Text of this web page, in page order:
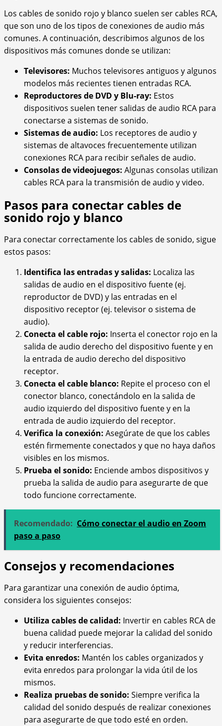
Los cables de sonido rojo y blanco suelen ser cables RCA,
que son uno de los tipos de conexiones de audio más
comunes. A continuación, describimos algunos de los
dispositivos más comunes donde se utilizan:
Televisores: Muchos televisores antiguos y algunos
modelos más recientes tienen entradas RCA.
Reproductores de DVD y Blu-ray: Estos
dispositivos suelen tener salidas de audio RCA para
conectarse a sistemas de sonido.
Sistemas de audio: Los receptores de audio y
sistemas de altavoces frecuentemente utilizan
conexiones RCA para recibir señales de audio.
Consolas de videojuegos: Algunas consolas utilizan
cables RCA para la transmisión de audio y video.
Pasos para conectar cables de
sonido rojo y blanco
Para conectar correctamente los cables de sonido, sigue
estos pasos:
Identifica las entradas y salidas: Localiza las
salidas de audio en el dispositivo fuente (ej.
reproductor de DVD) y las entradas en el
dispositivo receptor (ej. televisor o sistema de
audio).
Conecta el cable rojo: Inserta el conector rojo en la
salida de audio derecho del dispositivo fuente y en
la entrada de audio derecho del dispositivo
receptor.
Conecta el cable blanco: Repite el proceso con el
conector blanco, conectándolo en la salida de
audio izquierdo del dispositivo fuente y en la
entrada de audio izquierdo del receptor.
Verifica la conexión: Asegúrate de que los cables
estén firmemente conectados y que no haya daños
visibles en los mismos.
Prueba el sonido: Enciende ambos dispositivos y
prueba la salida de audio para asegurarte de que
todo funcione correctamente.
Recomendado: Cómo conectar el audio en Zoom
paso a paso
Consejos y recomendaciones
Para garantizar una conexión de audio óptima,
considera los siguientes consejos:
Utiliza cables de calidad: Invertir en cables RCA de
buena calidad puede mejorar la calidad del sonido
y reducir interferencias.
Evita enredos: Mantén los cables organizados y
evita enredos para prolongar la vida útil de los
mismos.
Realiza pruebas de sonido: Siempre verifica la
calidad del sonido después de realizar conexiones
para asegurarte de que todo esté en orden.